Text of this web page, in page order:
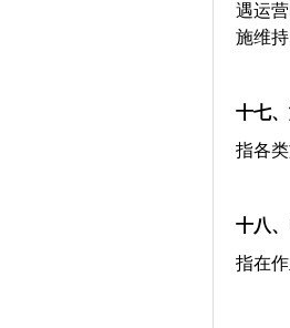
遇运
施维
十七、
指各
十八、
指在